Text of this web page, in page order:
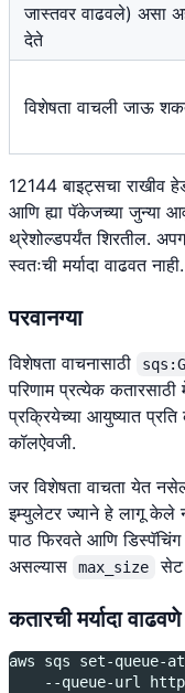
जास्तवर वाढवले) असा
देते
विशेषता वाचली जाऊ
12144 बाइट्सचा राखीव
आणि ह्या पॅकेजच्या जुन्या
थ्रेशोल्डपर्यंत शिरतील.
स्वतःची मर्यादा वाढवत नाही.
परवानग्या
विशेषता वाचनासाठी
परिणाम प्रत्येक
प्रक्रियेच्या आयुष्यात
कॉलऐवजी.
जर विशेषता वाचता येत
इम्युलेटर ज्याने हे लागू केले
पाठ फिरवते आणि
असल्यास
max_size सेट
कतारची मर्यादा वाढवणे
aws sqs set-queue-
--queue-url